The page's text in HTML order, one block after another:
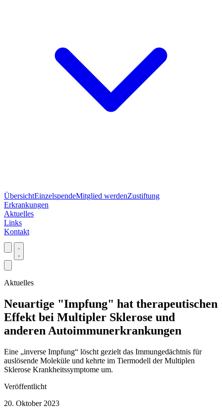
ÜbersichtEinzelspendeMitglied werdenZustiftung
Erkrankungen
Aktuelles
Links
Kontakt
Aktuelles
Neuartige "Impfung" hat therapeutischen
Effekt bei Multipler Sklerose und
anderen Autoimmunerkrankungen
Eine „inverse Impfung“ löscht gezielt das Immungedächtnis für
auslösende Moleküle und kehrte im Tiermodell der Multiplen
Sklerose Krankheitssymptome um.
Veröffentlicht
20. Oktober 2023